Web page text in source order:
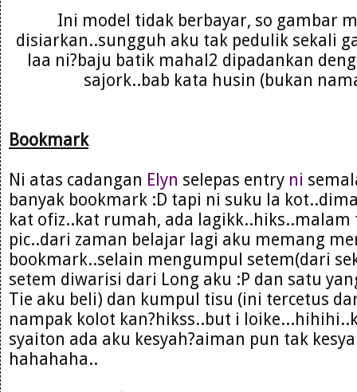
Ini model tidak berbayar, so gambar
disiarkan..sungguh aku tak pedulik sekali
laa ni?baju batik mahal2 dipadankan
sajork..bab kata husin (bukan
Bookmark
Ni atas cadangan Elyn selepas entry ni
banyak bookmark :D tapi ni suku la
kat ofiz..kat rumah, ada lagikk..hiks..malam
pic..dari zaman belajar lagi aku memang
bookmark..selain mengumpul setem(dari
setem diwarisi dari Long aku :P dan satu
Tie aku beli) dan kumpul tisu (ini tercetus
nampak kolot kan?hikss..but i
syaiton ada aku kesyah?aiman pun tak
hahahaha..